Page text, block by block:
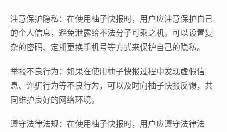
注意保护隐私：在使用柚子快报时，用户应注意保护自己
的个人信息，避免泄露给不法分子可乘之机。可以设置复
杂的密码、定期更换手机号等方式来保护自己的隐私。
举报不良行为：如果在使用柚子快报过程中发现虚假信
息、诈骗行为等不良行为，可以及时向柚子快报反馈，共
同维护良好的网络环境。
遵守法律法规：在使用柚子快报时，用户应遵守法律法